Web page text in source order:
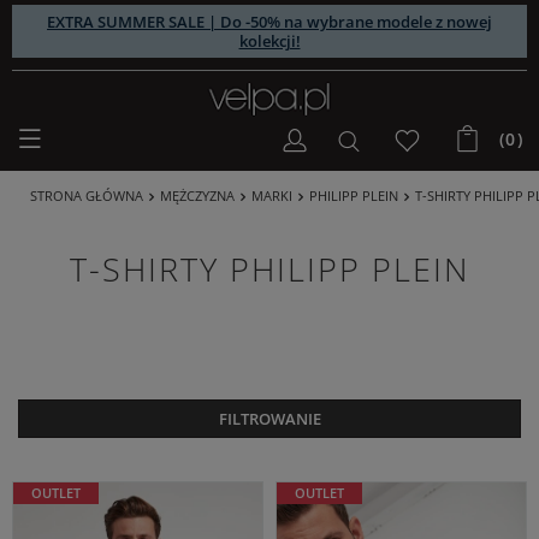
EXTRA SUMMER SALE | Do -50% na wybrane modele z nowej
kolekcji!
(0)
STRONA GŁÓWNA MĘŻCZYZNA MARKI PHILIPP PLEIN T-SHIRTY PHILIPP
T-SHIRTY PHILIPP PLEIN
FILTROWANIE
OUTLET OUTLET